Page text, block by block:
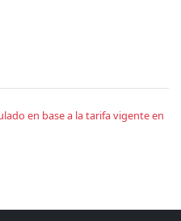
en base a la tarifa vigente en